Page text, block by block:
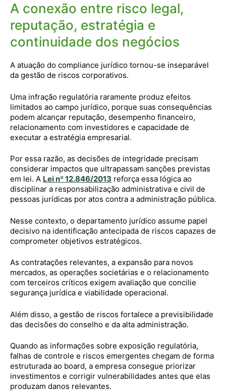
A conexão entre risco legal,
reputação, estratégia e
continuidade dos negócios
A atuação do compliance jurídico tornou-se inseparável
da gestão de riscos corporativos.
Uma infração regulatória raramente produz efeitos
limitados ao campo jurídico, porque suas consequências
podem alcançar reputação, desempenho financeiro,
relacionamento com investidores e capacidade de
executar a estratégia empresarial.
Por essa razão, as decisões de integridade precisam
considerar impactos que ultrapassam sanções previstas
em lei. A Lei nº 12.846/2013 reforça essa lógica ao
disciplinar a responsabilização administrativa e civil de
pessoas jurídicas por atos contra a administração pública.
Nesse contexto, o departamento jurídico assume papel
decisivo na identificação antecipada de riscos capazes de
comprometer objetivos estratégicos.
As contratações relevantes, a expansão para novos
mercados, as operações societárias e o relacionamento
com terceiros críticos exigem avaliação que concilie
segurança jurídica e viabilidade operacional.
Além disso, a gestão de riscos fortalece a previsibilidade
das decisões do conselho e da alta administração.
Quando as informações sobre exposição regulatória,
falhas de controle e riscos emergentes chegam de forma
estruturada ao board, a empresa consegue priorizar
investimentos e corrigir vulnerabilidades antes que elas
produzam danos relevantes.